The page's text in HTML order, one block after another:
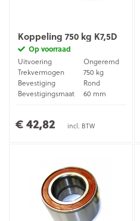
Koppeling 750 kg K7,5D
Op voorraad
Uitvoering
Ongeremd
Trekvermogen
750 kg
Bevestiging
Rond
Bevestigingsmaat
60 mm
€ 42,82 incl. BTW